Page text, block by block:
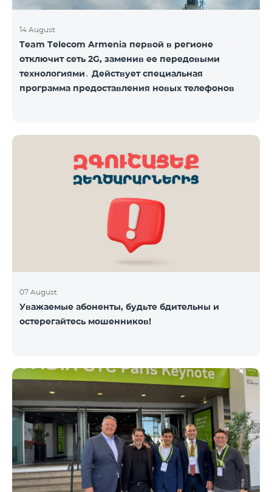
14 August
Team Telecom Armenia первой в регионе
отключит сеть 2G, заменив ее передовыми
технологиями․ Действует специальная
программа предоставления новых телефонов
07 August
Уважаемые абоненты, будьте бдительны и
остерегайтесь мошенников!